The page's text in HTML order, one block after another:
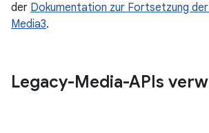
der Dokumentation zur Fortsetzung
Media3.
Legacy-Media-APIs